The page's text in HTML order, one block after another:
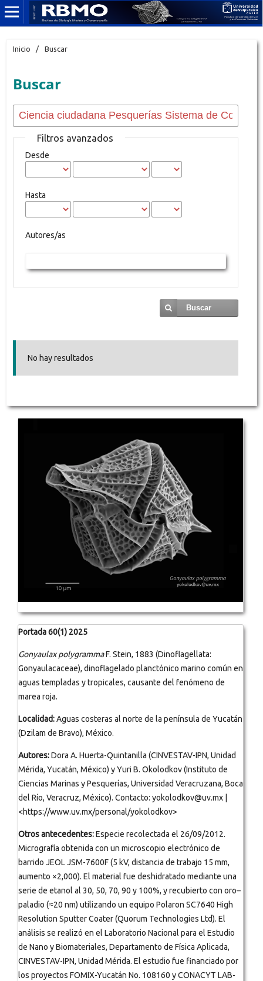
Inicio / Buscar
Buscar
Filtros avanzados
Desde
Hasta
Autores/as
Buscar
No hay resultados
Portada 60(1) 2025
Gonyaulax polygrammaF. Stein, 1883 (Dinoflagellata:
Gonyaulacaceae), dinoflagelado planctónico marino común en
aguas templadas y tropicales, causante del fenómeno de
marea roja.
Localidad:Aguas costeras al norte de la península de Yucatán
(Dzilam de Bravo), México.
Autores:Dora A. Huerta-Quintanilla (CINVESTAV-IPN, Unidad
Mérida, Yucatán, México) y Yuri B. Okolodkov (Instituto de
Ciencias Marinas y Pesquerías, Universidad Veracruzana, Boca
del Río, Veracruz, México). Contacto: yokolodkov@uv.mx |
<https://www.uv.mx/personal/yokolodkov>
Otros antecedentes:Especie recolectada el 26/09/2012.
Micrografía obtenida con un microscopio electrónico de
barrido JEOL JSM-7600F (5 kV, distancia de trabajo 15 mm,
aumento ×2,000). El material fue deshidratado mediante una
serie de etanol al 30, 50, 70, 90 y 100%, y recubierto con oro–
paladio (≈20 nm) utilizando un equipo Polaron SC7640 High
Resolution Sputter Coater (Quorum Technologies Ltd). El
análisis se realizó en el Laboratorio Nacional para el Estudio
de Nano y Biomateriales, Departamento de Física Aplicada,
CINVESTAV-IPN, Unidad Mérida. El estudio fue financiado por
los proyectos FOMIX-Yucatán No. 108160 y CONACYT LAB-